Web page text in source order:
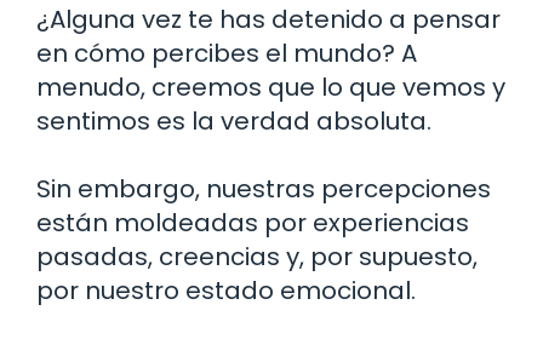
¿Alguna vez te has detenido a pensar
en cómo percibes el mundo? A
menudo, creemos que lo que vemos y
sentimos es la verdad absoluta.
Sin embargo, nuestras percepciones
están moldeadas por experiencias
pasadas, creencias y, por supuesto,
por nuestro estado emocional.